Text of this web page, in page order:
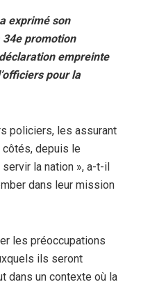
exprimé son
promotion
empreinte
pour la
policiers, les assurant
depuis le
la nation », a-t-il
dans leur mission
les préoccupations
ils seront
dans un contexte où la